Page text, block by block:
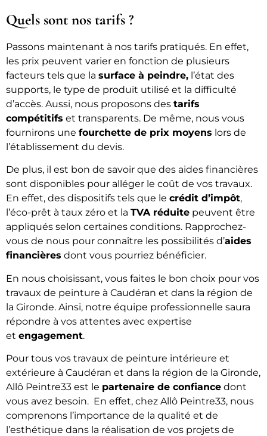
Quels sont nos tarifs ?
Passons maintenant à nos tarifs pratiqués. En effet,
les prix peuvent varier en fonction de plusieurs
facteurs tels que la surface à peindre, l’état des
supports, le type de produit utilisé et la difficulté
d’accès. Aussi, nous proposons des tarifs
compétitifs et transparents. De même, nous vous
fournirons une fourchette de prix moyens lors de
l’établissement du devis.
De plus, il est bon de savoir que des aides financières
sont disponibles pour alléger le coût de vos travaux.
En effet, des dispositifs tels que le crédit d’impôt,
l’éco-prêt à taux zéro et la TVA réduite peuvent être
appliqués selon certaines conditions. Rapprochez-
vous de nous pour connaître les possibilités d’aides
financières dont vous pourriez bénéficier.
En nous choisissant, vous faites le bon choix pour vos
travaux de peinture à Caudéran et dans la région de
la Gironde. Ainsi, notre équipe professionnelle saura
répondre à vos attentes avec expertise
et engagement.
Pour tous vos travaux de peinture intérieure et
extérieure à Caudéran et dans la région de la Gironde,
Allô Peintre33 est le partenaire de confiance dont
vous avez besoin. En effet, chez Allô Peintre33, nous
comprenons l’importance de la qualité et de
l’esthétique dans la réalisation de vos projets de